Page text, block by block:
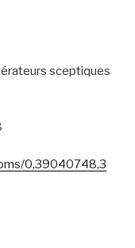
sceptiques
0,39040748,3